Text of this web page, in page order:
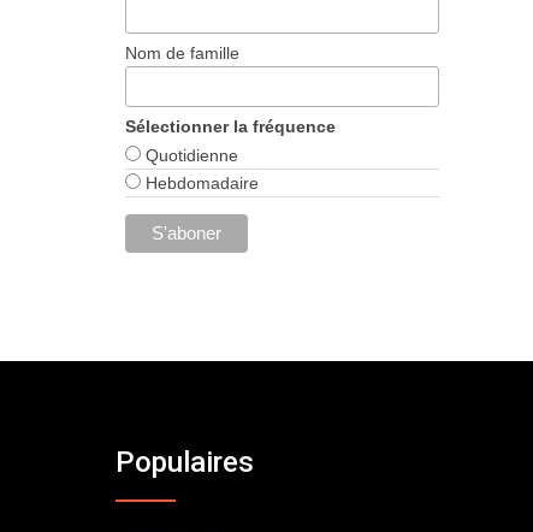
Nom de famille
Sélectionner la fréquence
Quotidienne
Hebdomadaire
Populaires